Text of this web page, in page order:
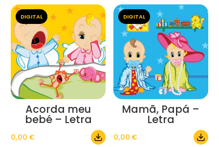
DIGITAL
Acorda meu
bebé – Letra
0,00 €
DIGITAL
Mamã, Papá –
Letra
0,00 €